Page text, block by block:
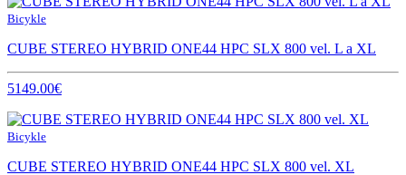
Bicykle
CUBE STEREO HYBRID ONE44 HPC SLX 800 vel. L a XL
5149.00€
Bicykle
CUBE STEREO HYBRID ONE44 HPC SLX 800 vel. XL